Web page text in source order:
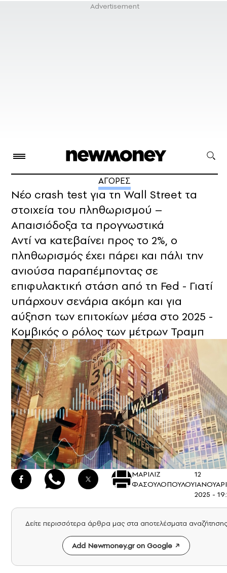
ΑΓΟΡΕΣ
Νέο crash test για τη Wall Street τα
στοιχεία του πληθωρισμού –
Απαισιόδοξα τα προγνωστικά
Αντί να κατεβαίνει προς το 2%, ο
πληθωρισμός έχει πάρει και πάλι την
ανιούσα παραπέμποντας σε
επιφυλακτική στάση από τη Fed - Γιατί
υπάρχουν σενάρια ακόμη και για
αύξηση των επιτοκίων μέσα στο 2025 -
Κομβικός ο ρόλος των μέτρων Τραμπ
ΜΑΡΙΛΙΖ
ΦΑΣΟΥΛΟΠΟΥΛΟΥ
12
2025 -
Δείτε περισσότερα άρθρα μας στα αποτελέσματα αναζήτησης
Add Newmoney.gr on Google